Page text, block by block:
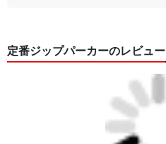
定番ジップパーカーのレビュー